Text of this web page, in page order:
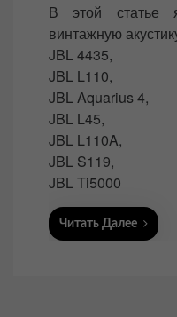
В этой статье
винтажную
JBL 4435,
JBL L110,
JBL Aquarius 4,
JBL L45,
JBL L110A,
JBL S119,
JBL Ti5000
Читать Далее